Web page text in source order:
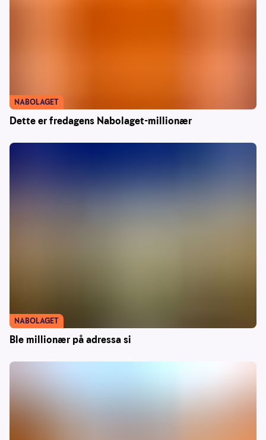
Dette er fredagens Nabolaget-millionær
NABOLAGET
Ble millionær på adressa si
NABOLAGET